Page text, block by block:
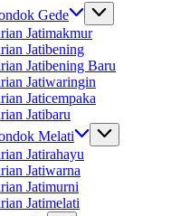
Gede
Jatimakmur
Jatibening
Jatibening Baru
Jatiwaringin
Jaticempaka
Jatibaru
Melati
Jatirahayu
Jatiwarna
Jatimurni
Jatimelati